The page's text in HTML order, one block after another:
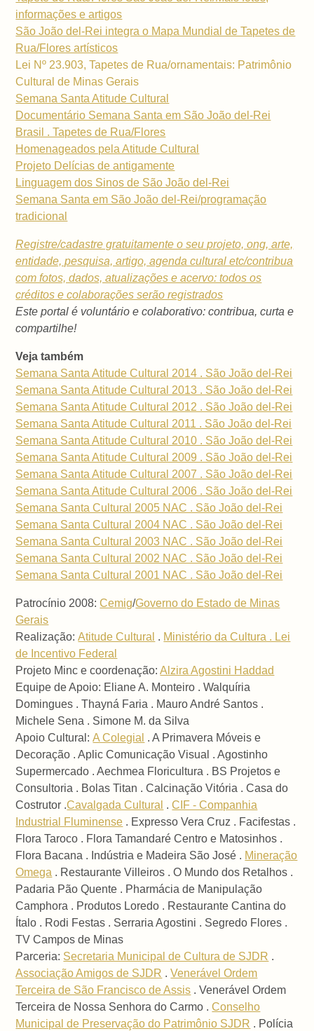
informações e artigos
São João del-Rei integra o Mapa Mundial de Tapetes de
Rua/Flores artísticos
Lei Nº 23.903, Tapetes de Rua/ornamentais: Patrimônio
Cultural de Minas Gerais
Semana Santa Atitude Cultural
Documentário Semana Santa em São João del-Rei
Brasil . Tapetes de Rua/Flores
Homenageados pela Atitude Cultural
Projeto Delícias de antigamente
Linguagem dos Sinos de São João del-Rei
Semana Santa em São João del-Rei/programação
tradicional
Registre/cadastre gratuitamente o seu projeto, ong, arte,
entidade, pesquisa, artigo, agenda cultural etc/contribua
com fotos, dados, atualizações e acervo: todos os
créditos e colaborações serão registrados
Este portal é voluntário e colaborativo: contribua, curta e
compartilhe!
Veja também
Semana Santa Atitude Cultural 2014 . São João del-Rei
Semana Santa Atitude Cultural 2013 . São João del-Rei
Semana Santa Atitude Cultural 2012 . São João del-Rei
Semana Santa Atitude Cultural 2011 . São João del-Rei
Semana Santa Atitude Cultural 2010 . São João del-Rei
Semana Santa Atitude Cultural 2009 . São João del-Rei
Semana Santa Atitude Cultural 2007 . São João del-Rei
Semana Santa Atitude Cultural 2006 . São João del-Rei
Semana Santa Cultural 2005 NAC . São João del-Rei
Semana Santa Cultural 2004 NAC . São João del-Rei
Semana Santa Cultural 2003 NAC . São João del-Rei
Semana Santa Cultural 2002 NAC . São João del-Rei
Semana Santa Cultural 2001 NAC . São João del-Rei
Patrocínio 2008:Cemig/Governo do Estado de Minas
Gerais
Realização:Atitude Cultural . Ministério da Cultura . Lei
de Incentivo Federal
Projeto Minc e coordenação:Alzira Agostini Haddad
Equipe de Apoio: Eliane A. Monteiro . Walquíria
Domingues . Thayná Faria . Mauro André Santos .
Michele Sena . Simone M. da Silva
Apoio Cultural:A Colegial . A Primavera Móveis e
Decoração . Aplic Comunicação Visual . Agostinho
Supermercado . Aechmea Floricultura . BS Projetos e
Consultoria . Bolas Titan . Calcinação Vitória . Casa do
Costrutor .Cavalgada Cultural .CIF - Companhia
Industrial Fluminense . Expresso Vera Cruz . Facifestas .
Flora Taroco . Flora Tamandaré Centro e Matosinhos .
Flora Bacana . Indústria e Madeira São José . Mineração
Omega . Restaurante Villeiros . O Mundo dos Retalhos .
Padaria Pão Quente . Pharmácia de Manipulação
Camphora . Produtos Loredo . Restaurante Cantina do
Ítalo . Rodi Festas . Serraria Agostini . Segredo Flores .
TV Campos de Minas
Parceria: Secretaria Municipal de Cultura de SJDR .
Associação Amigos de SJDR .Venerável Ordem
Terceira de São Francisco de Assis . Venerável Ordem
Terceira de Nossa Senhora do Carmo .Conselho
Municipal de Preservação do Patrimônio SJDR . Polícia